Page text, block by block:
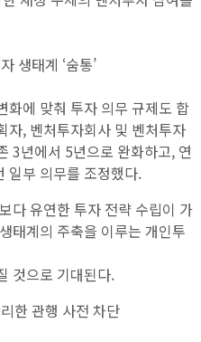
생태계 ‘숨통’
화에 맞춰 투자 의무 규제도 합
자, 벤처투자회사 및 벤처투자
3년에서 5년으로 완화하고, 연
일부 의무를 조정했다.
다 유연한 투자 전략 수립이 가
태계의 주축을 이루는 개인투
것으로 기대된다.
한 관행 사전 차단